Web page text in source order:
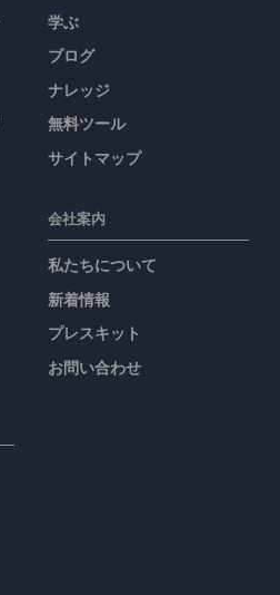
学ぶ
ブログ
ナレッジ
無料ツール
サイトマップ
会社案内
私たちについて
新着情報
プレスキット
お問い合わせ